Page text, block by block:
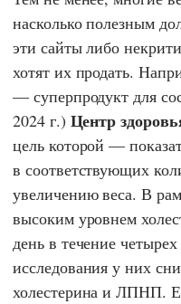
насколько полезным
эти сайты либо
хотят их продать.
— суперпродукт для
2024 г.) Центр
цель которой —
в соответствующих
увеличению веса. В
высоким уровнем
день в течение
исследования у них
холестерина и ЛПНП.